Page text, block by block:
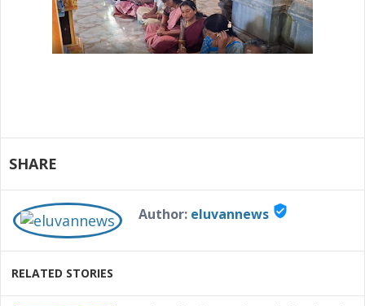
SHARE
Author: eluvannews verified_user
RELATED STORIES